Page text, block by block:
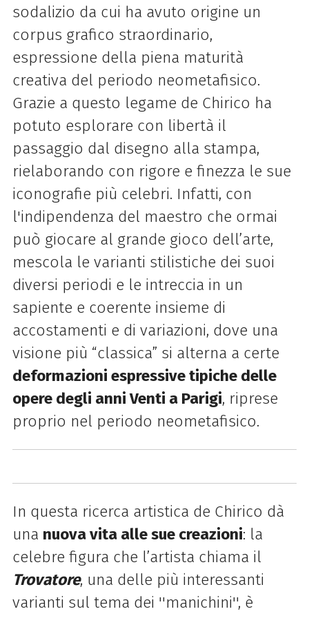
sodalizio da cui ha avuto origine un
corpus grafico straordinario,
espressione della piena maturità
creativa del periodo neometafisico.
Grazie a questo legame de Chirico ha
potuto esplorare con libertà il
passaggio dal disegno alla stampa,
rielaborando con rigore e finezza le sue
iconografie più celebri. Infatti, con
l'indipendenza del maestro che ormai
può giocare al grande gioco dell’arte,
mescola le varianti stilistiche dei suoi
diversi periodi e le intreccia in un
sapiente e coerente insieme di
accostamenti e di variazioni, dove una
visione più “classica” si alterna a certe
deformazioni espressive tipiche delle
opere degli anni Venti a Parigi, riprese
proprio nel periodo neometafisico.
In questa ricerca artistica de Chirico dà
una nuova vita alle sue creazioni: la
celebre figura che l’artista chiama il
Trovatore, una delle più interessanti
varianti sul tema dei ''manichini'', è